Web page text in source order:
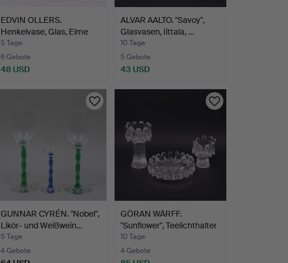
EDVIN OLLERS.
Henkelvase, Glas, Elme
Glasb…
5 Tage
6 Gebote
48 USD
ALVAR AALTO. "Savoy",
Glasvasen, Iittala, …
10 Tage
5 Gebote
43 USD
GUNNAR CYRÉN. "Nobel",
Likör- und Weißwein…
5 Tage
4 Gebote
GÖRAN WÄRFF.
"Sunflower", Teelichthalter
u…
10 Tage
4 Gebote